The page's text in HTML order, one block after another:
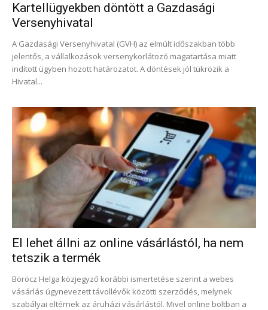
Kartellügyekben döntött a Gazdasági
Versenyhivatal
A Gazdasági Versenyhivatal (GVH) az elmúlt időszakban több
jelentős, a vállalkozások versenykorlátozó magatartása miatt
indított ügyben hozott határozatot. A döntések jól tükrözik a
Hivatal...
El lehet állni az online vásárlástól, ha nem
tetszik a termék
Böröcz Helga közjegyző korábbi ismertetése szerint a webes
vásárlás úgynevezett távollévők közötti szerződés, melynek
szabályai eltérnek az áruházi vásárlástól. Mivel online boltban a